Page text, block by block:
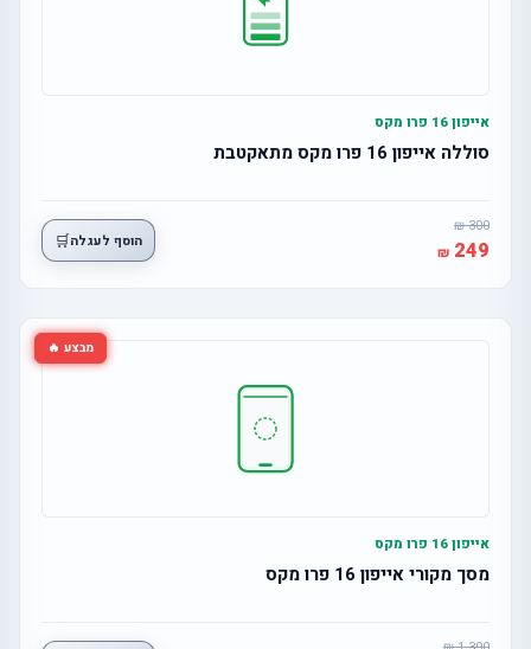
אייפון 16 פרו מקס
סוללה אייפון 16 פרו מקס מתאקטבת
300
249 הוסף לעגלה🛒
מבצע 🔥
אייפון 16 פרו מקס
מסך מקורי אייפון 16 פרו מקס